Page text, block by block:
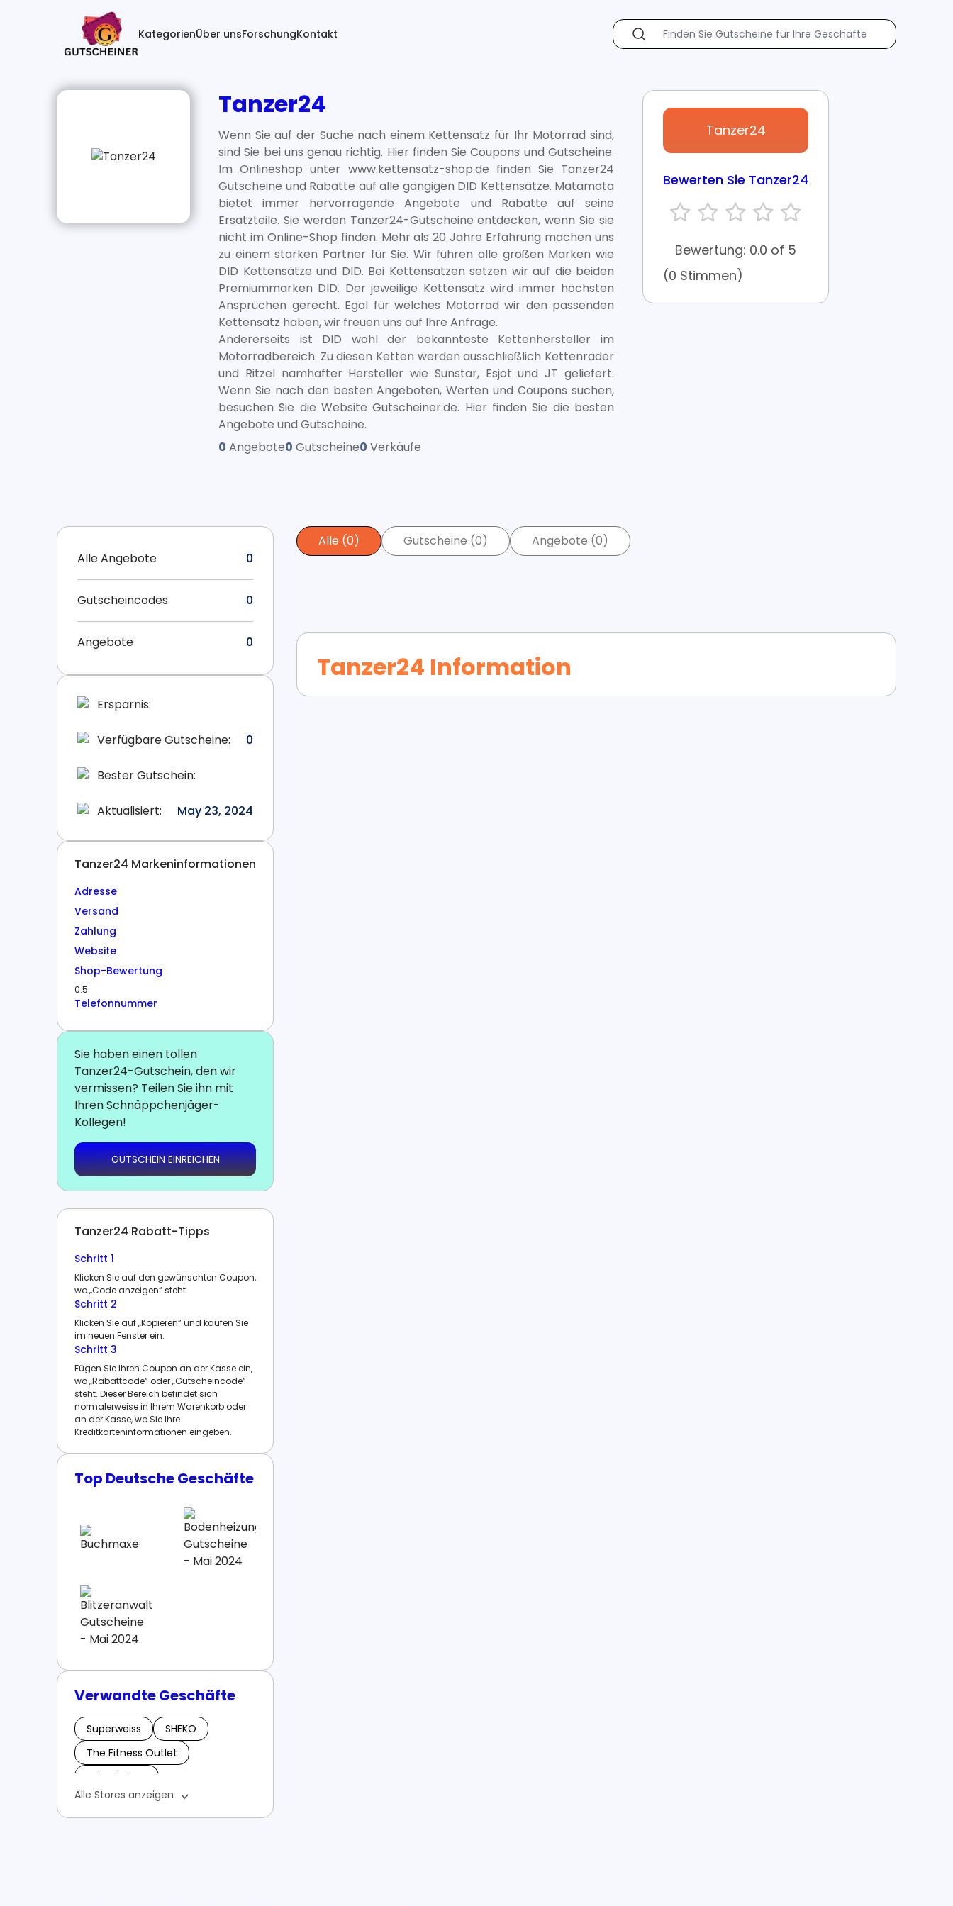
Kategorien(current)
Über unsForschungKontakt
Tanzer24
Wenn Sie auf der Suche nach einem Kettensatz für Ihr Motorrad sind,
sind Sie bei uns genau richtig. Hier finden Sie Coupons und Gutscheine.
Im Onlineshop unter www.kettensatz-shop.de finden Sie Tanzer24
Gutscheine und Rabatte auf alle gängigen DID Kettensätze. Matamata
bietet immer hervorragende Angebote und Rabatte auf seine
Ersatzteile. Sie werden Tanzer24-Gutscheine entdecken, wenn Sie sie
nicht im Online-Shop finden. Mehr als 20 Jahre Erfahrung machen uns
zu einem starken Partner für Sie. Wir führen alle großen Marken wie
DID Kettensätze und DID. Bei Kettensätzen setzen wir auf die beiden
Premiummarken DID. Der jeweilige Kettensatz wird immer höchsten
Ansprüchen gerecht. Egal für welches Motorrad wir den passenden
Kettensatz haben, wir freuen uns auf Ihre Anfrage.
Andererseits ist DID wohl der bekannteste Kettenhersteller im
Motorradbereich. Zu diesen Ketten werden ausschließlich Kettenräder
und Ritzel namhafter Hersteller wie Sunstar, Esjot und JT geliefert.
Wenn Sie nach den besten Angeboten, Werten und Coupons suchen,
besuchen Sie die Website Gutscheiner.de. Hier finden Sie die besten
Angebote und Gutscheine.
0 Angebote0 Gutscheine0 Verkäufe
Tanzer24
Bewerten Sie Tanzer24
Bewertung: 0.0 of 5
(0 Stimmen)
Alle (0) Gutscheine (0) Angebote (0)
Tanzer24 Information
Alle Angebote 0
Gutscheincodes 0
Angebote 0
Ersparnis:
Verfügbare Gutscheine: 0
Bester Gutschein:
Aktualisiert: May 23, 2024
Tanzer24 Markeninformationen
Adresse
Versand
Zahlung
Website
Shop-Bewertung
0.5
Telefonnummer
Sie haben einen tollen
Tanzer24-Gutschein, den wir
vermissen? Teilen Sie ihn mit
Ihren Schnäppchenjäger-
Kollegen!
GUTSCHEIN EINREICHEN
Tanzer24 Rabatt-Tipps
Schritt 1
Klicken Sie auf den gewünschten Coupon,
wo „Code anzeigen“ steht.
Schritt 2
Klicken Sie auf „Kopieren“ und kaufen Sie
im neuen Fenster ein.
Schritt 3
Fügen Sie Ihren Coupon an der Kasse ein,
wo „Rabattcode“ oder „Gutscheincode“
steht. Dieser Bereich befindet sich
normalerweise in Ihrem Warenkorb oder
an der Kasse, wo Sie Ihre
Kreditkarteninformationen eingeben.
Top Deutsche Geschäfte
Verwandte Geschäfte
Superweiss
SHEKO
The Fitness Outlet
Tubefittings
Tshirt günstig kaufen
Alle Stores anzeigen